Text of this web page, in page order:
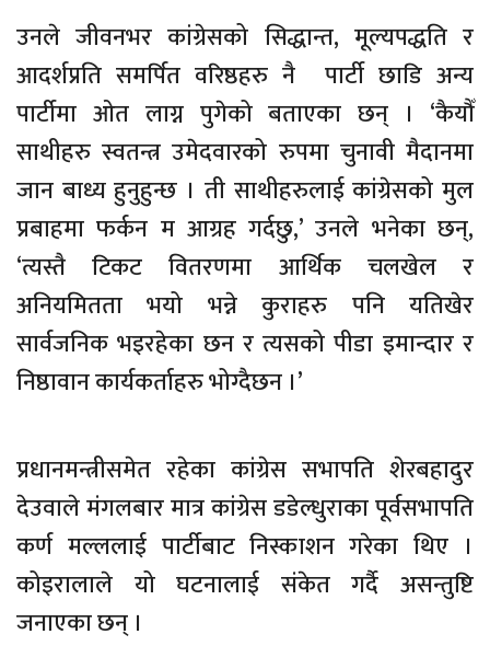
उनले जीवनभर कांग्रेसको सिद्धान्त, मूल्यपद्धति र
आदर्शप्रति समर्पित वरिष्ठहरु नै पार्टी छाडि अन्य
पार्टीमा ओत लाग्न पुगेको बताएका छन् । ‘कैयौँ
साथीहरु स्वतन्त्र उमेदवारको रुपमा चुनावी मैदानमा
जान बाध्य हुनुहुन्छ । ती साथीहरुलाई कांग्रेसको मुल
प्रबाहमा फर्कन म आग्रह गर्दछु,’ उनले भनेका छन्,
‘त्यस्तै टिकट वितरणमा आर्थिक चलखेल र
अनियमितता भयो भन्ने कुराहरु पनि यतिखेर
सार्वजनिक भइरहेका छन र त्यसको पीडा इमान्दार र
निष्ठावान कार्यकर्ताहरु भोग्दैछन ।’
प्रधानमन्त्रीसमेत रहेका कांग्रेस सभापति शेरबहादुर
देउवाले मंगलबार मात्र कांग्रेस डडेल्धुराका पूर्वसभापति
कर्ण मल्ललाई पार्टीबाट निस्काशन गरेका थिए ।
कोइरालाले यो घटनालाई संकेत गर्दै असन्तुष्टि
जनाएका छन् ।